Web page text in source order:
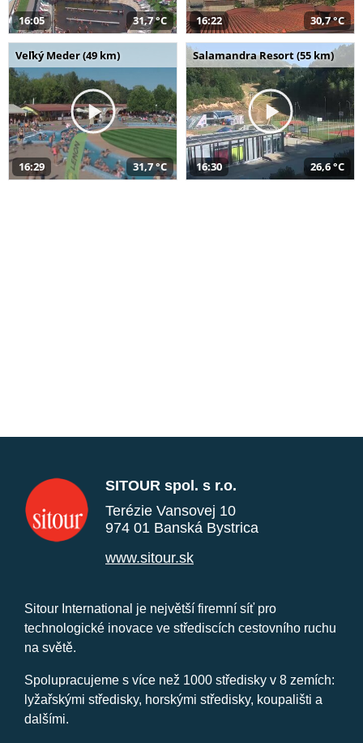
16:05 31,7 °C 16:22 30,7 °C
Veľký Meder (49 km)
16:29 31,7 °C
Salamandra Resort (55 km)
16:30 26,6 °C
SITOUR spol. s r.o.
Terézie Vansovej 10
974 01 Banská Bystrica
www.sitour.sk
Sitour International je největší firemní síť pro
technologické inovace ve střediscích cestovního ruchu
na světě.
Spolupracujeme s více než 1000 středisky v 8 zemích:
lyžařskými středisky, horskými středisky, koupališti a
dalšími.